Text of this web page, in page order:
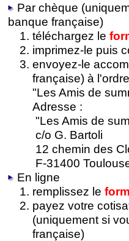
Par chèque
banque française)
téléchargez le
imprimez-le puis
envoyez-le
française) à
"Les Amis de
Adresse :
"Les Amis de
c/o G. Bartoli
12 chemin des
F-31400
En ligne
remplissez le
payez votre
(uniquement si
française)